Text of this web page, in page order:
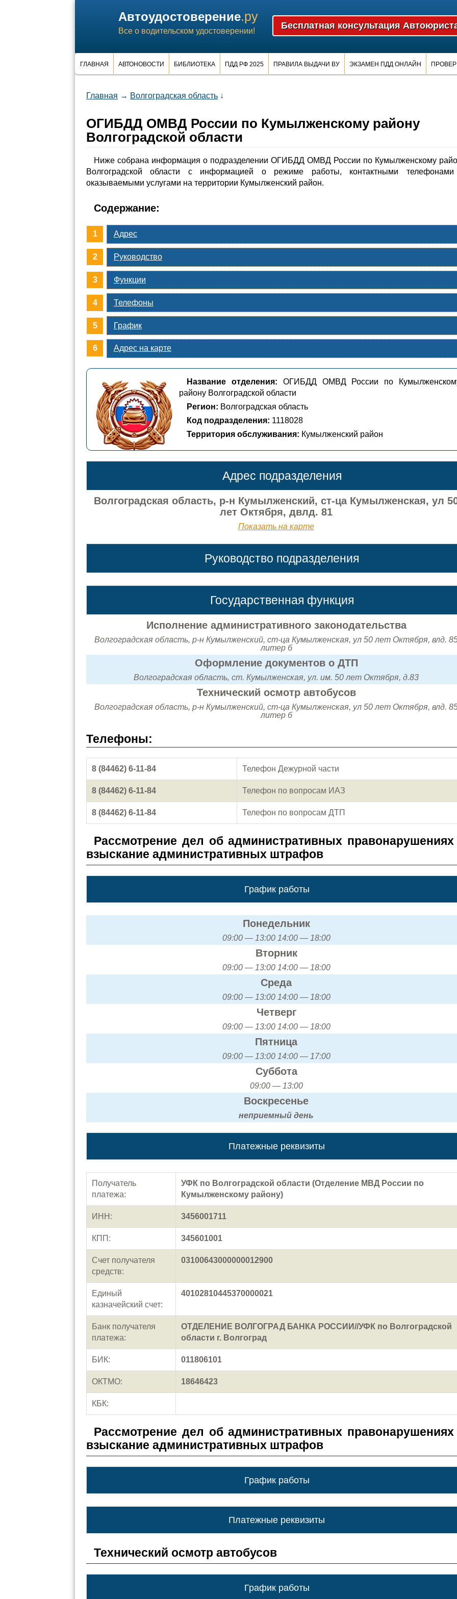
Автоудостоверение.ру
Все о водительском удостоверении!
ГЛАВНАЯ АВТОНОВОСТИ БИБЛИОТЕКА ПДД РФ 2025 ПРАВИЛА ВЫДАЧИ ВУ ЭКЗАМЕН ПДД ОНЛАЙН
Главная → Волгоградская область ↓
ОГИБДД ОМВД России по Кумылженскому району
Волгоградской области
Ниже собрана информация о подразделении ОГИБДД ОМВД России по Кумылженскому
Волгоградской области с информацией о режиме работы, контактными
оказываемыми услугами на территории Кумылженский район.
Содержание:
Адрес
Руководство
Функции
Телефоны
График
Адрес на карте
Название отделения: ОГИБДД ОМВД России по
району Волгоградской области
Регион: Волгоградская область
Код подразделения: 1118028
Территория обслуживания: Кумылженский район
Адрес подразделения
Волгоградская область, р-н Кумылженский, ст-ца Кумылженская, ул
лет Октября, двлд. 81
Показать на карте
Руководство подразделения
Государственная функция
Исполнение административного законодательства
Волгоградская область, р-н Кумылженский, ст-ца Кумылженская, ул 50 лет Октября, влд.
литер б
Оформление документов о ДТП
Волгоградская область, ст. Кумылженская, ул. им. 50 лет Октября, д.83
Технический осмотр автобусов
Волгоградская область, р-н Кумылженский, ст-ца Кумылженская, ул 50 лет Октября, влд.
литер б
Телефоны:
8 (84462) 6-11-84 Телефон Дежурной части
8 (84462) 6-11-84 Телефон по вопросам ИАЗ
8 (84462) 6-11-84 Телефон по вопросам ДТП
Рассмотрение дел об административных
взыскание административных штрафов
График работы
Понедельник
09:00 — 13:00 14:00 — 18:00
Вторник
09:00 — 13:00 14:00 — 18:00
Среда
09:00 — 13:00 14:00 — 18:00
Четверг
09:00 — 13:00 14:00 — 18:00
Пятница
09:00 — 13:00 14:00 — 17:00
Суббота
09:00 — 13:00
Воскресенье
неприемный день
Платежные реквизиты
Получатель
платежа:
УФК по Волгоградской области (Отделение МВД России по
Кумылженскому району)
ИНН: 3456001711
КПП: 345601001
Счет получателя
средств:
03100643000000012900
Единый
казначейский счет:
40102810445370000021
Банк получателя
платежа:
ОТДЕЛЕНИЕ ВОЛГОГРАД БАНКА РОССИИ//УФК по Волгоградской
области г. Волгоград
БИК: 011806101
ОКТМО: 18646423
КБК:
Рассмотрение дел об административных
взыскание административных штрафов
График работы
Платежные реквизиты
Технический осмотр автобусов
График работы